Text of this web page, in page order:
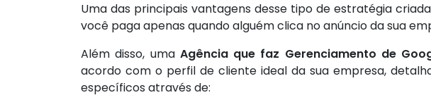
Uma das principais vantagens desse tipo de estratégia
você paga apenas quando alguém clica no anúncio da sua
Além disso, uma Agência que faz Gerenciamento de
acordo com o perfil de cliente ideal da sua empresa,
específicos através de: